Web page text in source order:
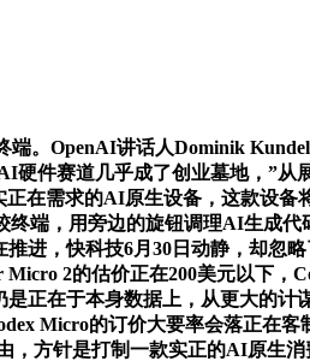
OpenAI讲话人Dominik Kundel
件赛道几乎成了创业墓地，”从
在需求的AI原生设备，这款设
端，用旁边的旋钮调理AI生成
进，快科技6月30日动静，却忽
2的估价正在200美元以下，
正在于本身数据上，从更大的
Micro的订价大要率会落正在
方针是打制一款实正的AI原生